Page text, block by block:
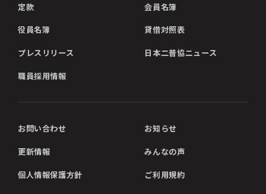
定款 会員名簿
役員名簿 貸借対照表
プレスリリース 日本二普協ニュース
職員採用情報
お問い合わせ お知らせ
更新情報 みんなの声
個人情報保護方針 ご利用規約